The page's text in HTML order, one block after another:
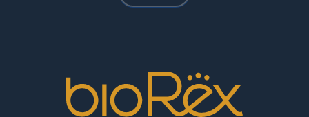
Cinemas